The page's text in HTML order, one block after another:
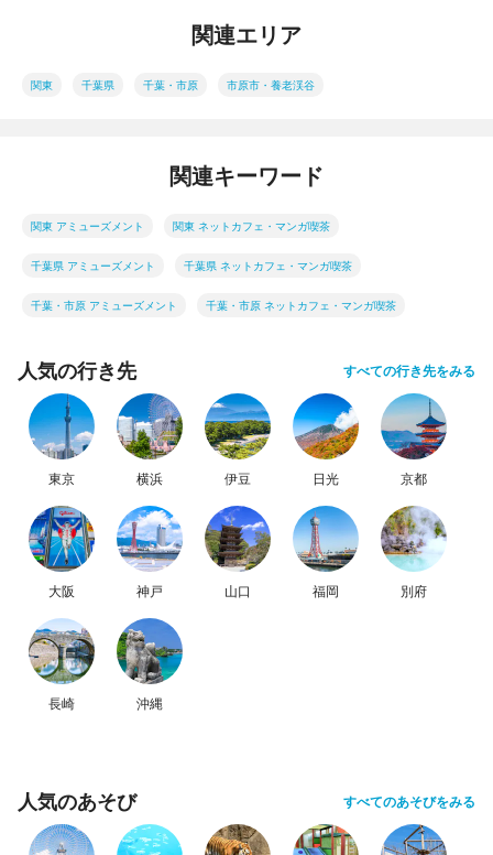
関連エリア
関東 千葉県 千葉・市原 市原市・養老渓谷
関連キーワード
関東 アミューズメント 関東 ネットカフェ・マンガ喫茶
千葉県 アミューズメント 千葉県 ネットカフェ・マンガ喫茶
千葉・市原 アミューズメント 千葉・市原 ネットカフェ・マンガ喫茶
人気の行き先 すべての行き先をみる
東京 横浜 伊豆 日光 京都
大阪 神戸 山口 福岡 別府
長崎 沖縄
人気のあそび すべてのあそびをみる